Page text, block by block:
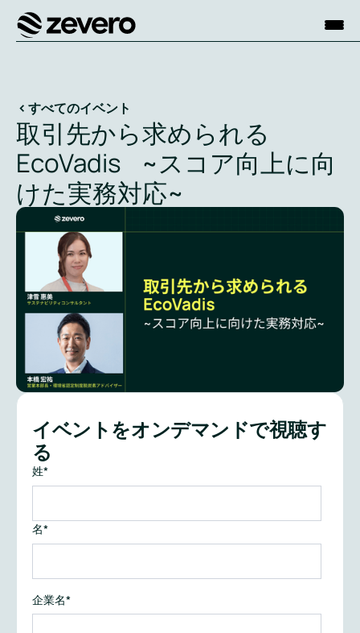
ホーム
すべてのイベント
取引先から求められる
EcoVadis ~スコア向上に向
けた実務対応~
イベントをオンデマンドで視聴す
る
姓*
名*
企業名*